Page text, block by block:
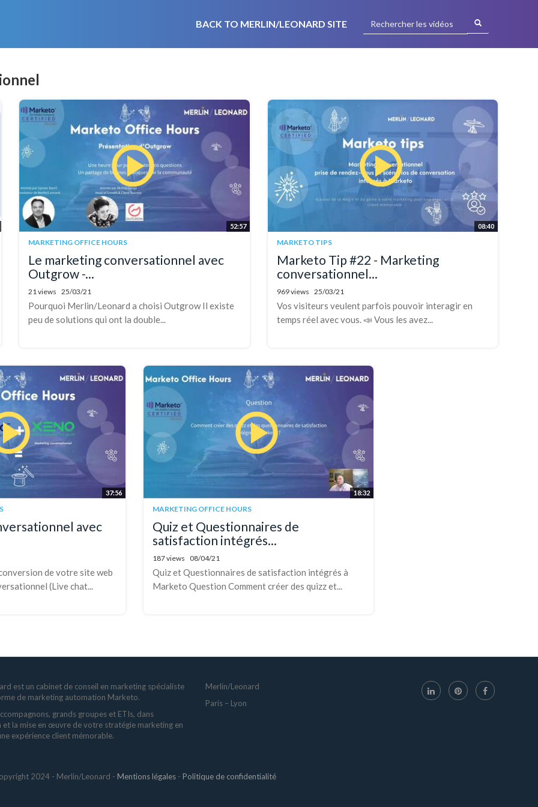
BACK TO MERLIN/LEONARD SITE
52:57
MARKETING OFFICE HOURS
Le marketing conversationnel avec
Outgrow -...
21 views 25/03/21
Pourquoi Merlin/Leonard a choisi Outgrow Il existe
peu de solutions qui ont la double...
08:40
MARKETO TIPS
Marketo Tip #22 - Marketing
conversationnel...
969 views 25/03/21
Vos visiteurs veulent parfois pouvoir interagir en
temps réel avec vous. 📣 Vous les avez...
37:56
avec
de votre site web
(Live chat...
18:32
MARKETING OFFICE HOURS
Quiz et Questionnaires de
satisfaction intégrés...
187 views 08/04/21
Quiz et Questionnaires de satisfaction intégrés à
Marketo Question Comment créer des quizz et...
est un cabinet de conseil en marketing spécialiste
de marketing automation Marketo.
grands groupes et ETIs, dans
et la mise en œuvre de votre stratégie marketing en
expérience client mémorable.
Merlin/Leonard
Paris – Lyon
2024 - Merlin/Leonard - Mentions légales- Politique de confidentialité